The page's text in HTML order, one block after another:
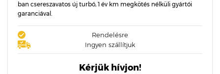
ban csereszavatos új turbó, 1 év km megkötés nélküli gyártói
garanciával.
Rendelésre
Ingyen szállítjuk
Kérjük hívjon!